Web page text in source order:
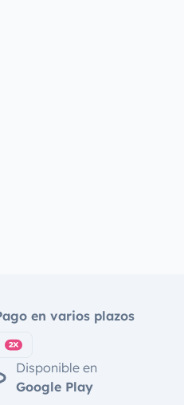
en varios plazos
Disponible en
Google Play